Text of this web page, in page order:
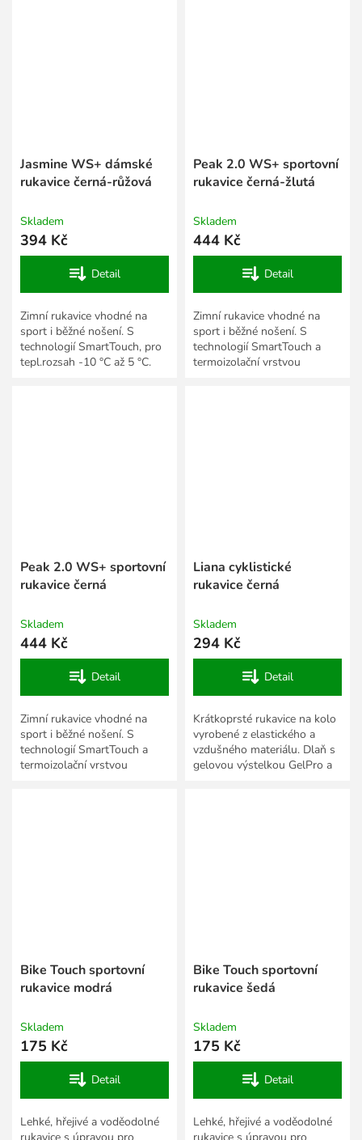
Jasmine WS+ dámské
rukavice černá-růžová
Skladem
394 Kč
Detail
Zimní rukavice vhodné na
sport i běžné nošení. S
technologií SmartTouch, pro
tepl.rozsah -10 °C až 5 °C.
Peak 2.0 WS+ sportovní
rukavice černá-žlutá
Skladem
444 Kč
Detail
Zimní rukavice vhodné na
sport i běžné nošení. S
technologií SmartTouch a
termoizolační vrstvou
Peak 2.0 WS+ sportovní
rukavice černá
Skladem
444 Kč
Detail
Zimní rukavice vhodné na
sport i běžné nošení. S
technologií SmartTouch a
termoizolační vrstvou
Liana cyklistické
rukavice černá
Skladem
294 Kč
Detail
Krátkoprsté rukavice na kolo
vyrobené z elastického a
vzdušného materiálu. Dlaň s
gelovou výstelkou GelPro a
Bike Touch sportovní
rukavice modrá
Skladem
175 Kč
Detail
Lehké, hřejivé a voděodolné
Bike Touch sportovní
rukavice šedá
Skladem
175 Kč
Detail
Lehké, hřejivé a voděodolné